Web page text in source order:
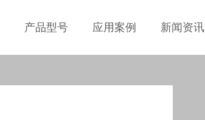
产品型号 应用案例 新闻资讯